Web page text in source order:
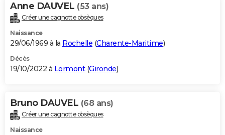
Anne DAUVEL (53 ans)
Créer une cagnotte obsèques
Naissance
29/06/1969 à la Rochelle (Charente-Maritime)
Décès
19/10/2022 à Lormont(Gironde)
Bruno DAUVEL (68 ans)
Créer une cagnotte obsèques
Naissance